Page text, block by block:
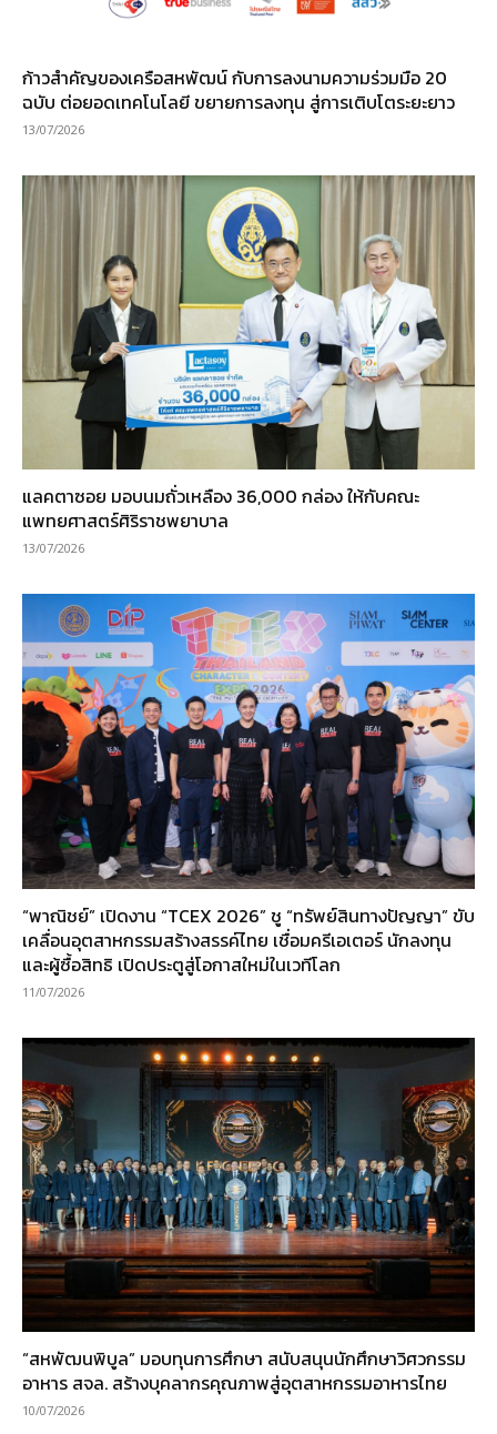
ก้าวสำคัญของเครือสหพัฒน์ กับการลงนามความร่วมมือ 20
ฉบับ ต่อยอดเทคโนโลยี ขยายการลงทุน สู่การเติบโตระยะยาว
13/07/2026
แลคตาซอย มอบนมถั่วเหลือง 36,000 กล่อง ให้กับคณะ
แพทยศาสตร์ศิริราชพยาบาล
13/07/2026
“พาณิชย์” เปิดงาน “TCEX 2026” ชู “ทรัพย์สินทางปัญญา” ขับ
เคลื่อนอุตสาหกรรมสร้างสรรค์ไทย เชื่อมครีเอเตอร์ นักลงทุน
และผู้ซื้อสิทธิ เปิดประตูสู่โอกาสใหม่ในเวทีโลก
11/07/2026
“สหพัฒนพิบูล” มอบทุนการศึกษา สนับสนุนนักศึกษาวิศวกรรม
อาหาร สจล. สร้างบุคลากรคุณภาพสู่อุตสาหกรรมอาหารไทย
10/07/2026